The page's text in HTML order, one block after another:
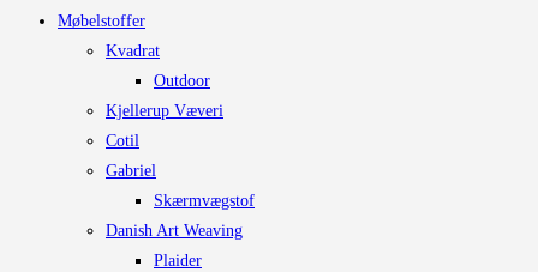
Møbelstoffer
Kvadrat
Outdoor
Kjellerup Væveri
Cotil
Gabriel
Skærmvægstof
Danish Art Weaving
Plaider